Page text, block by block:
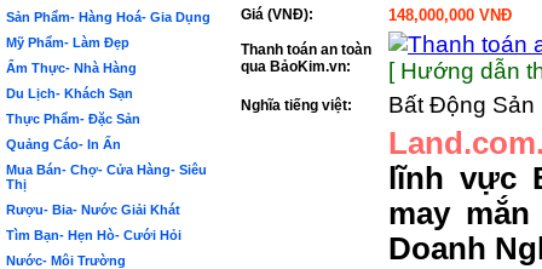
Sản Phẩm- Hàng Hoá- Gia Dụng
Mỹ Phẩm- Làm Đẹp
Ẩm Thực- Nhà Hàng
Du Lịch- Khách Sạn
Thực Phẩm- Đặc Sản
Quảng Cáo- In Ấn
Mua Bán- Chợ- Cửa Hàng- Siêu
Thị
Rượu- Bia- Nước Giải Khát
Tìm Bạn- Hẹn Hò- Cưới Hỏi
Nước- Môi Trường
Giá (VNĐ): 148,000,000 VNĐ
Thanh toán an toàn
qua BảoKim.vn:
[ Hướng dẫn
Nghĩa tiếng việt: Bất Động Sản
lĩnh vực
may
Doanh